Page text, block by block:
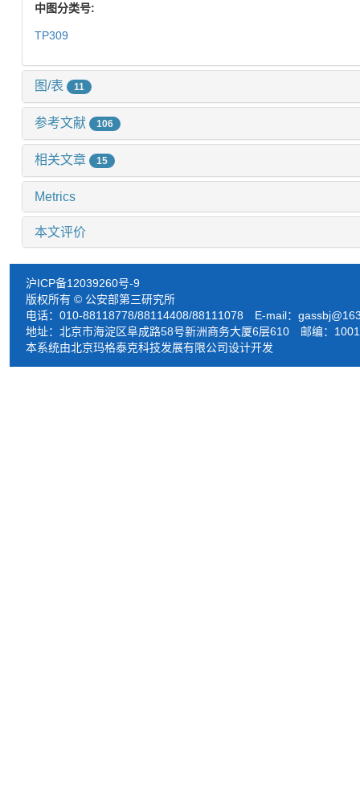
中图分类号:
TP309
图/表 11
参考文献 106
相关文章 15
Metrics
本文评价
沪ICP备12039260号-9
版权所有 © 公安部第三研究所
电话：010-88118778/88114408/88111078 E-mail：
地址：北京市海淀区阜成路58号新洲商务大厦6层610 邮编：
本系统由北京玛格泰克科技发展有限公司设计开发